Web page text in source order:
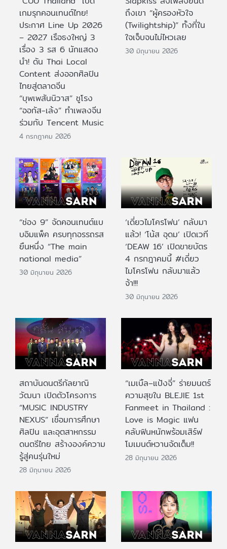
เกมรุกคอนเทนต์ไทย!
ประกาศ Line Up 2026
– 2027 เรือธงใหญ่ 3
เรื่อง 3 รส 6 นักแสดง
นำ! ดัน Thai Local
Content ส่งออกศิลปิน
ไทยสู่ตลาดจีน
“บุพเพสันนิวาส” ชูโรง
“ออกัส-เล้ง” ทำเพลงจีน
ร่วมกับ Tencent Music
4 กรกฎาคม 2026
ถึงเขา “ผู้ครองหัวใจ
(Twilightship)” ทั้งที่ใน
ใจเจ็บจนไม่ไหวเลย
30 มิถุนายน 2026
“ช่อง 9” จัดคอนเทนต์แบ
บอิมแพ็ค ครบทุกอรรถรส
ยืนหนึ่ง “The main
national media”
30 มิถุนายน 2026
‘เดี่ยวไมโครโฟน’ กลับมา
แล้ว! ‘โน้ส อุดม’ เปิดเวที
‘DEAW 16’ เปิดขายบัตร
4 กรกฎาคมนี้ #เดี่ยว
ไมโครโฟน กลับมาแล้ว
จ้า!!!
30 มิถุนายน 2026
สถาบันดนตรีกัลยาณิ
วัฒนา เปิดตัวโครงการ
“MUSIC INDUSTRY
NEXUS” เชื่อมการศึกษา
ศิลปิน และอุตสาหกรรม
ดนตรีไทย สร้างองค์ความ
รู้สู่คนรุ่นใหม่
28 มิถุนายน 2026
“เมเบิ้ล–แป้งจี่” ร่ายมนตร์
ความสุขใน BLEJIE 1st
Fanmeet in Thailand :
Love is Magic แฟน
คลับฟินหนักพร้อมเสิร์ฟ
โมเมนต์หวานจัดเต็ม!!
28 มิถุนายน 2026